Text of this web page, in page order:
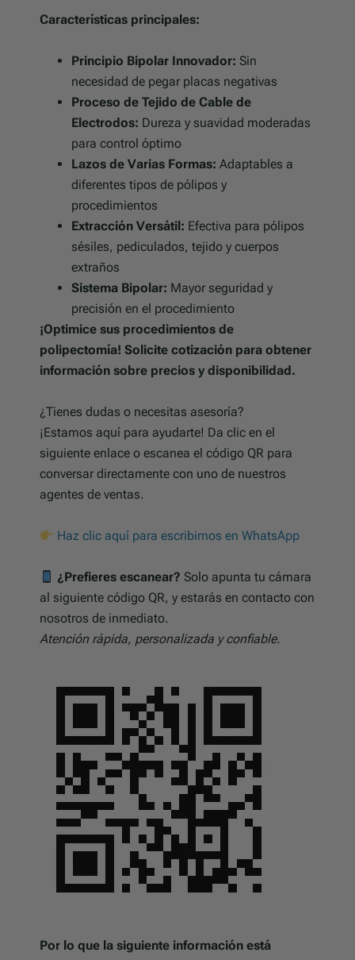
Características principales:
Principio Bipolar Innovador: Sin
necesidad de pegar placas negativas
Proceso de Tejido de Cable de
Electrodos: Dureza y suavidad moderadas
para control óptimo
Lazos de Varias Formas: Adaptables a
diferentes tipos de pólipos y
procedimientos
Extracción Versátil: Efectiva para pólipos
sésiles, pediculados, tejido y cuerpos
extraños
Sistema Bipolar: Mayor seguridad y
precisión en el procedimiento
¡Optimice sus procedimientos de
polipectomía! Solicite cotización para obtener
información sobre precios y disponibilidad.
¿Tienes dudas o necesitas asesoría?
¡Estamos aquí para ayudarte! Da clic en el
siguiente enlace o escanea el código QR para
conversar directamente con uno de nuestros
agentes de ventas.
Haz clic aquí para escribirnos en WhatsApp
¿Prefieres escanear? Solo apunta tu cámara
al siguiente código QR, y estarás en contacto con
nosotros de inmediato.
Atención rápida, personalizada y confiable.
Por lo que la siguiente información está